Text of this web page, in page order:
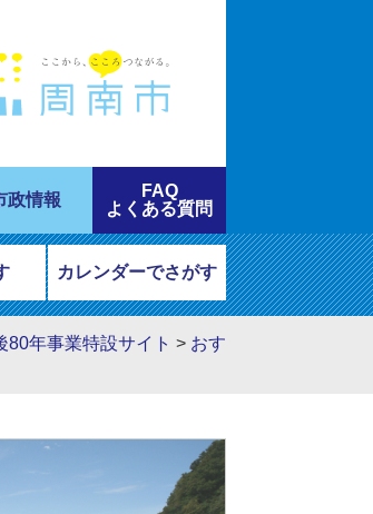
政情報
FAQ
よくある質問
カレンダーでさがす
80年事業特設サイト > おす